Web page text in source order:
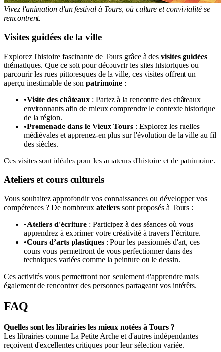
Vivez l'animation d'un festival à Tours, où culture et convivialité se
rencontrent.
Visites guidées de la ville
Explorez l'histoire fascinante de Tours grâce à des visites guidées
thématiques. Que ce soit pour découvrir les sites historiques ou
parcourir les rues pittoresques de la ville, ces visites offrent un
aperçu inestimable de son patrimoine :
•Visite des châteaux : Partez à la rencontre des châteaux
environnants afin de mieux comprendre le contexte historique
de la région.
•Promenade dans le Vieux Tours : Explorez les ruelles
médiévales et apprenez-en plus sur l'évolution de la ville au fil
des siècles.
Ces visites sont idéales pour les amateurs d'histoire et de patrimoine.
Ateliers et cours culturels
Vous souhaitez approfondir vos connaissances ou développer vos
compétences ? De nombreux ateliers sont proposés à Tours :
•Ateliers d'écriture : Participez à des séances où vous
apprendrez à exprimer votre créativité à travers l’écriture.
•Cours d’arts plastiques : Pour les passionnés d'art, ces
cours vous permettront de vous perfectionner dans des
techniques variées comme la peinture ou le dessin.
Ces activités vous permettront non seulement d'apprendre mais
également de rencontrer des personnes partageant vos intérêts.
FAQ
Quelles sont les librairies les mieux notées à Tours ?
Les librairies comme La Petite Arche et d'autres indépendantes
reçoivent d'excellentes critiques pour leur sélection variée.